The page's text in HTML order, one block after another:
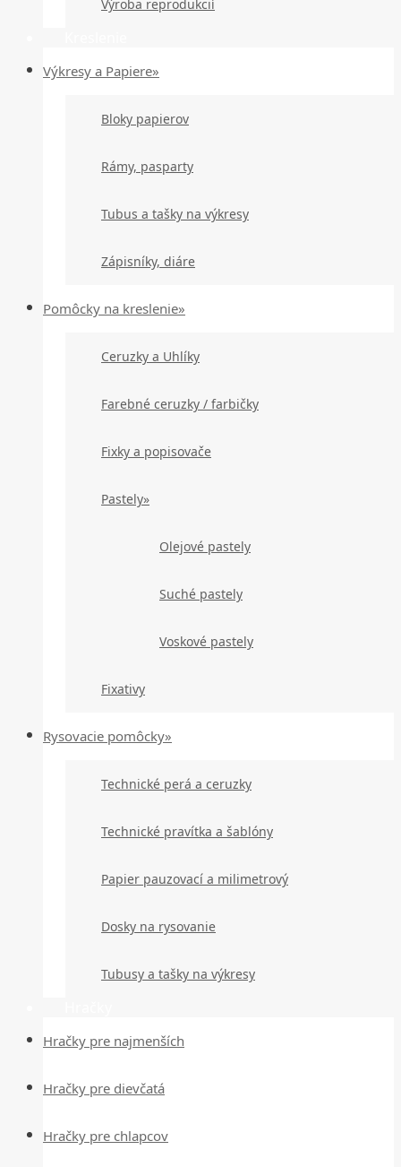
Výroba reprodukcií
Výkresy a Papiere»
Bloky papierov
Rámy, pasparty
Tubus a tašky na výkresy
Zápisníky, diáre
Pomôcky na kreslenie»
Ceruzky a Uhlíky
Farebné ceruzky / farbičky
Fixky a popisovače
Pastely»
Olejové pastely
Suché pastely
Voskové pastely
Fixativy
Rysovacie pomôcky»
Technické perá a ceruzky
Technické pravítka a šablóny
Papier pauzovací a milimetrový
Dosky na rysovanie
Tubusy a tašky na výkresy
Hračky pre najmenších
Hračky pre dievčatá
Hračky pre chlapcov